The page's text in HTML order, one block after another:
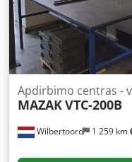
Wilbertoord 1 259 km
Apdirbimo centras -
MAZAKVTC-200B